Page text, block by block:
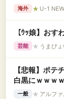
し……
海外 ★ U-1
【ｳｯ娘】お
芸能 ★ うまぴ
【悲報】ポテ
白黒にｗｗｗ
一般 ★ アルフ